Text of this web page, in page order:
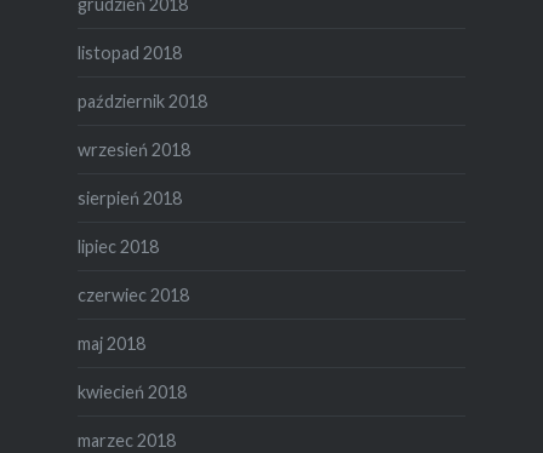
grudzień 2018
listopad 2018
październik 2018
wrzesień 2018
sierpień 2018
lipiec 2018
czerwiec 2018
maj 2018
kwiecień 2018
marzec 2018